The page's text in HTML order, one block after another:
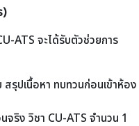
ATS จะได้รับตัวช่วยการ
รุปเนื้อหา ทบทวนก่อนเข้าห้อง
ริง วิชา CU-ATS จำนวน 1